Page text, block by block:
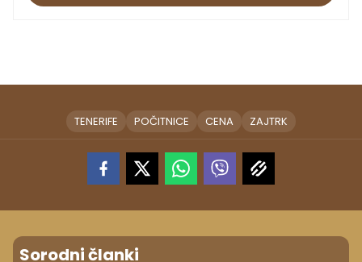
TENERIFE POČITNICE CENA ZAJTRK
Sorodni članki